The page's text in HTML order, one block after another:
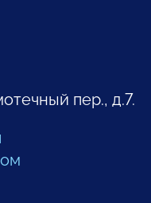
пер., д.7.